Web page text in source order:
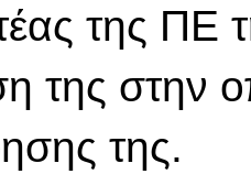
της ΠΕ
της στην
της.